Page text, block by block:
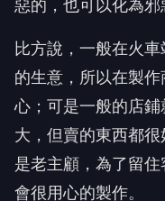
惡的，也可以化為邪
比方說，一般在火
的生意，所以在製
心；可是一般的店
大，但賣的東西都
是老主顧，為了留
會很用心的製作。